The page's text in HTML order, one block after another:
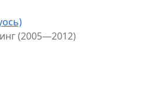
(2005—2012)